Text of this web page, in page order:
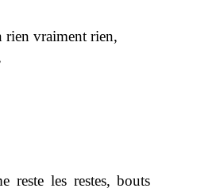
rien vraiment rien,
reste les restes, bouts